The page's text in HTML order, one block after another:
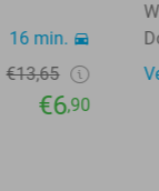
16 min.
€13,65
€6,90